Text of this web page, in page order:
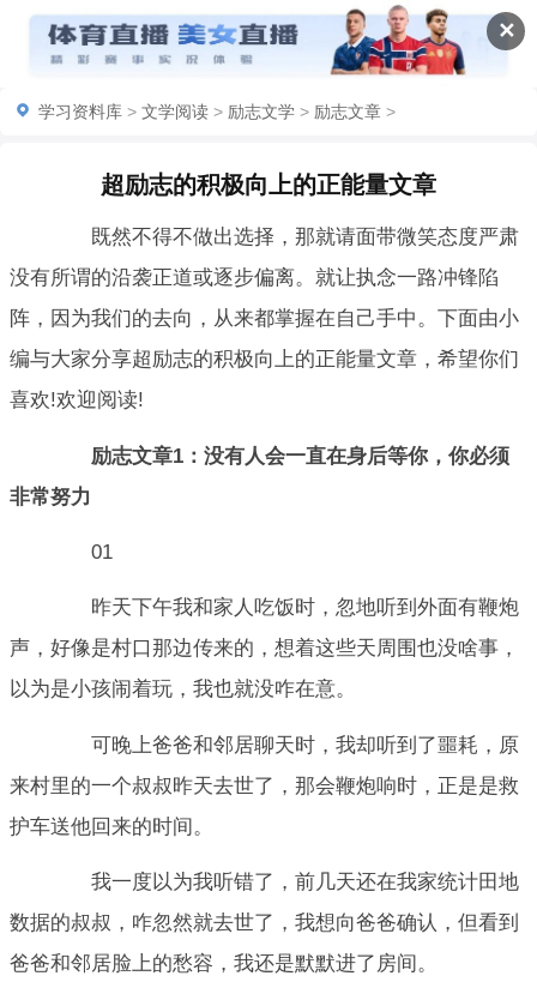
✕
学习资料库 > 文学阅读 > 励志文学 > 励志文章 >
超励志的积极向上的正能量文章
既然不得不做出选择，那就请面带微笑态度严肃
没有所谓的沿袭正道或逐步偏离。就让执念一路冲锋陷
阵，因为我们的去向，从来都掌握在自己手中。下面由小
编与大家分享超励志的积极向上的正能量文章，希望你们
喜欢!欢迎阅读!
励志文章1：没有人会一直在身后等你，你必须
非常努力
01
昨天下午我和家人吃饭时，忽地听到外面有鞭炮
声，好像是村口那边传来的，想着这些天周围也没啥事，
以为是小孩闹着玩，我也就没咋在意。
可晚上爸爸和邻居聊天时，我却听到了噩耗，原
来村里的一个叔叔昨天去世了，那会鞭炮响时，正是是救
护车送他回来的时间。
我一度以为我听错了，前几天还在我家统计田地
数据的叔叔，咋忽然就去世了，我想向爸爸确认，但看到
爸爸和邻居脸上的愁容，我还是默默进了房间。